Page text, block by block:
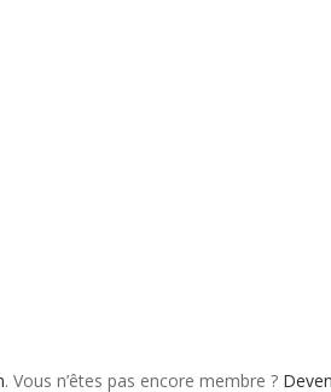
. Vous n’êtes pas encore membre ?